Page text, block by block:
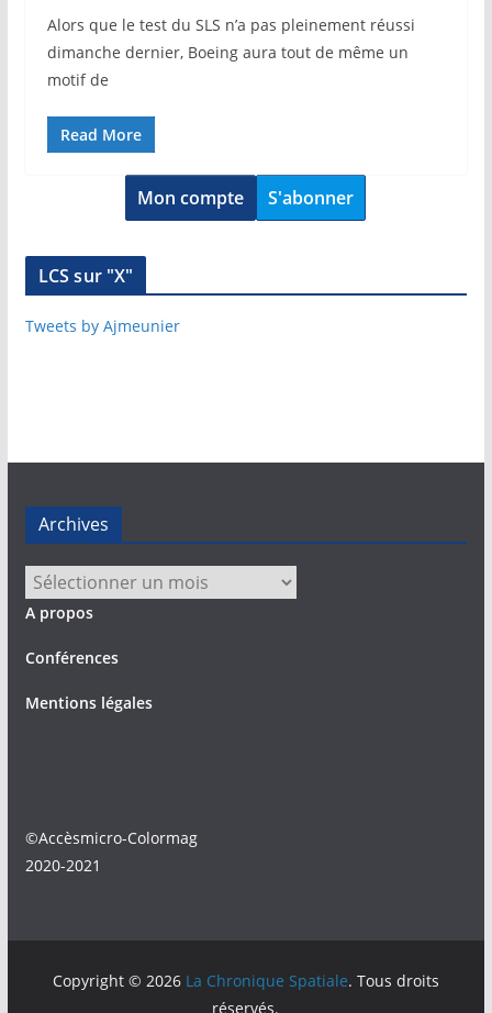
Alors que le test du SLS n’a pas pleinement réussi
dimanche dernier, Boeing aura tout de même un
motif de
Read More
Mon compte S'abonner
LCS sur "X"
Tweets by Ajmeunier
Archives
Archives
A propos
Conférences
Mentions légales
©Accèsmicro-Colormag
2020-2021
Copyright © 2026 La Chronique Spatiale. Tous droits
réservés.